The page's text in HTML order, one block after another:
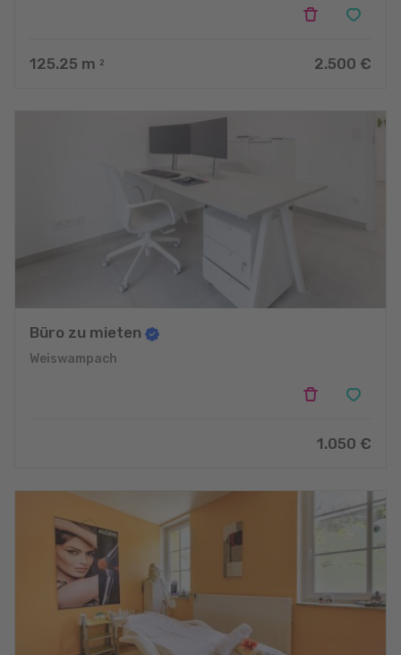
125.25 m 2 2.500 €
Büro zu mieten
Weiswampach
1.050 €